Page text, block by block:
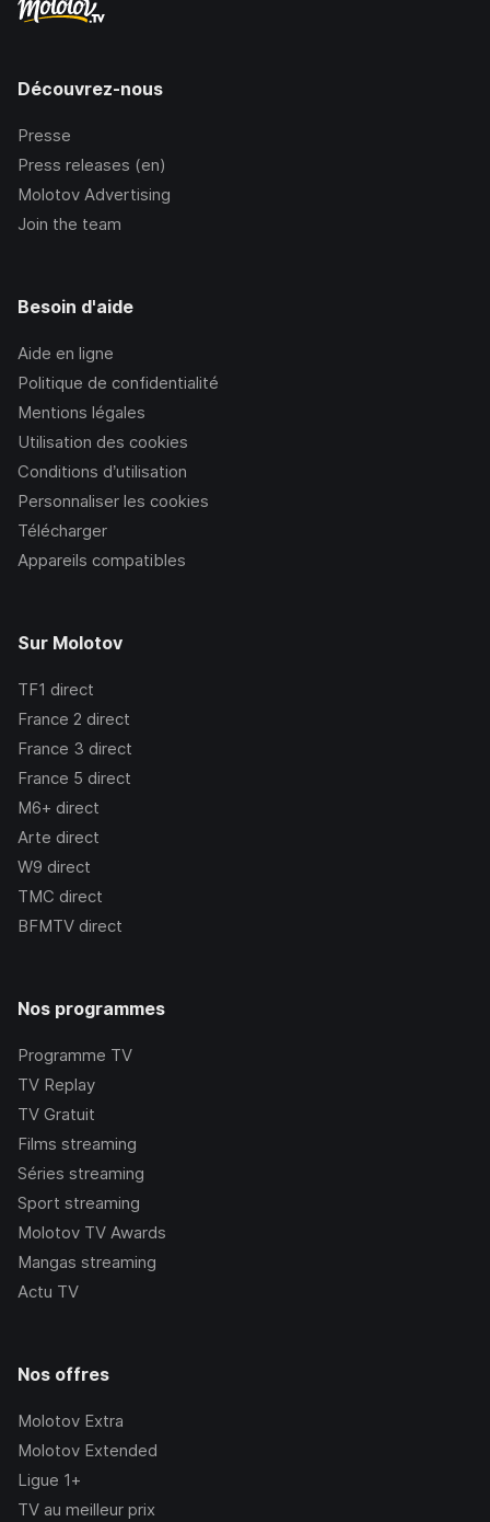
Découvrez-nous
Presse
Press releases (en)
Molotov Advertising
Join the team
Besoin d'aide
Aide en ligne
Politique de confidentialité
Mentions légales
Utilisation des cookies
Conditions d’utilisation
Personnaliser les cookies
Télécharger
Appareils compatibles
Sur Molotov
TF1 direct
France 2 direct
France 3 direct
France 5 direct
M6+ direct
Arte direct
W9 direct
TMC direct
BFMTV direct
Nos programmes
Programme TV
TV Replay
TV Gratuit
Films streaming
Séries streaming
Sport streaming
Molotov TV Awards
Mangas streaming
Actu TV
Nos offres
Molotov Extra
Molotov Extended
Ligue 1+
TV au meilleur prix